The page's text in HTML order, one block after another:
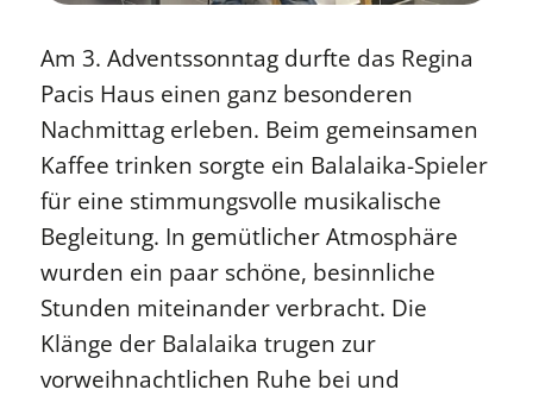
Am 3. Adventssonntag durfte das Regina
Pacis Haus einen ganz besonderen
Nachmittag erleben. Beim gemeinsamen
Kaffee trinken sorgte ein Balalaika-Spieler
für eine stimmungsvolle musikalische
Begleitung. In gemütlicher Atmosphäre
wurden ein paar schöne, besinnliche
Stunden miteinander verbracht. Die
Klänge der Balalaika trugen zur
vorweihnachtlichen Ruhe bei und